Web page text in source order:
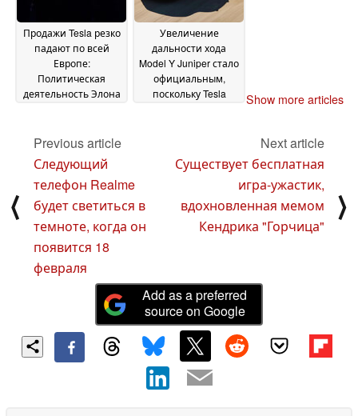
February 2025
Продажи Tesla резко
падают по всей
Европе:
Политическая
деятельность Элона
February 2025
Увеличение
дальности хода
Model Y Juniper стало
официальным,
поскольку Tesla
сопротивление
Show more articles
⟨
Previous article
Следующий
телефон Realme
будет светиться в
темноте, когда он
появится 18
февраля
Next article
Существует бесплатная
игра-ужастик,
вдохновленная мемом
Кендрика "Горчица"
⟩
Add as a preferred
source on Google